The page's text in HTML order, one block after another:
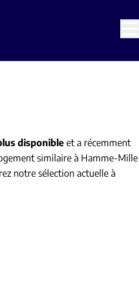
disponible et a récemment
similaire à Hamme-Mille
notre sélection actuelle à